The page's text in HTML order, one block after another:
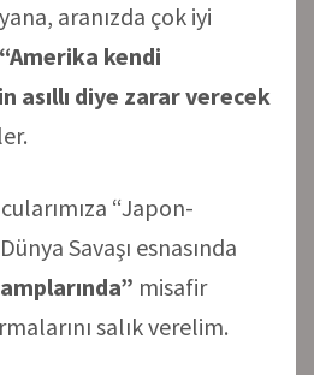
aranızda çok iyi
“Amerika kendi
asıllı diye zarar verecek
“Japon-
Savaşı esnasında
misafir
salık verelim.